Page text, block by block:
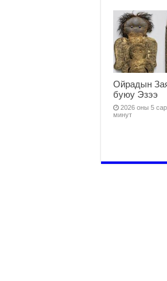
Ойрадын
буюу Эзээ
2026 оны 5
минут